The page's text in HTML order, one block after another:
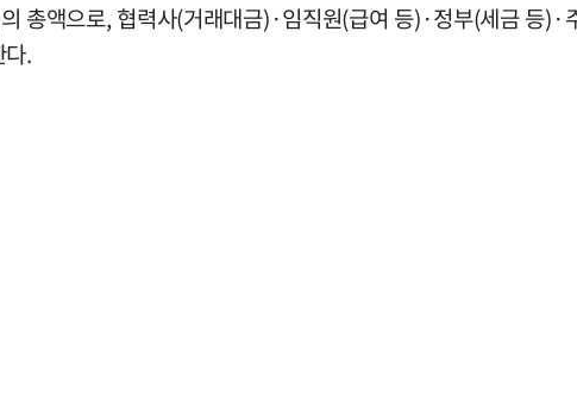
총액으로, 협력사(거래대금)·임직원(급여 등)·정부(세금 등
.